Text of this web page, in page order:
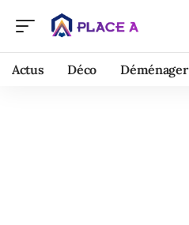
Actus Déco Déménager